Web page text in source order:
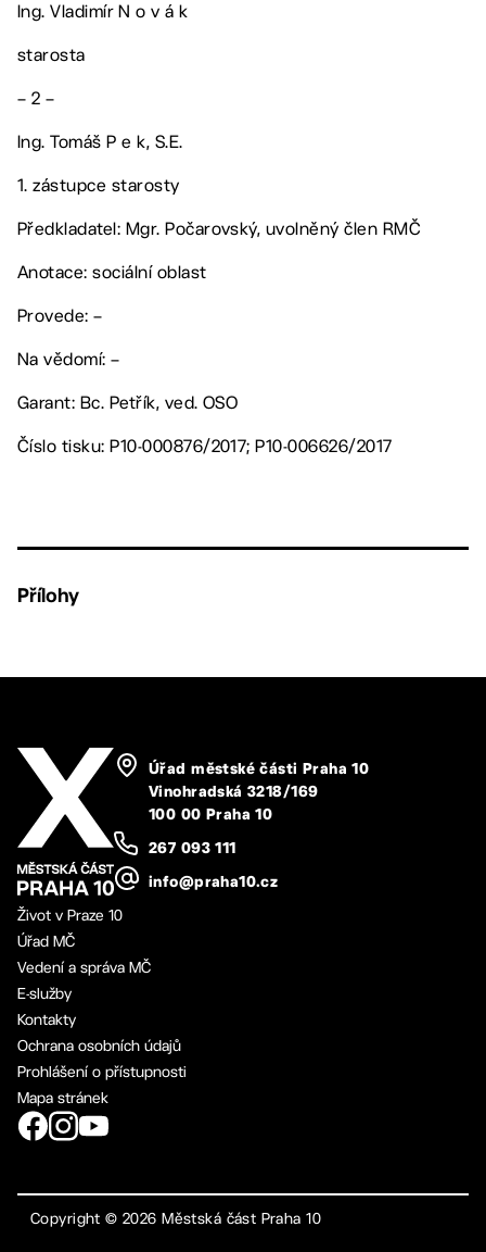
Ing. Vladimír N o v á k
starosta
– 2 –
Ing. Tomáš P e k, S.E.
1. zástupce starosty
Předkladatel: Mgr. Počarovský, uvolněný člen RMČ
Anotace: sociální oblast
Provede: –
Na vědomí: –
Garant: Bc. Petřík, ved. OSO
Číslo tisku: P10-000876/2017; P10-006626/2017
Přílohy
Úřad městské části Praha 10
Vinohradská 3218/169
100 00 Praha 10
267 093 111
info@praha10.cz
Život v Praze 10
Úřad MČ
Vedení a správa MČ
E-služby
Kontakty
Ochrana osobních údajů
Prohlášení o přístupnosti
Mapa stránek
Copyright ©2026 Městská část Praha 10